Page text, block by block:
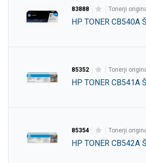
83888 tonerji
HP TONER CB540A
85352 tonerji
HP TONER CB541A
85354 tonerji
HP TONER CB542A